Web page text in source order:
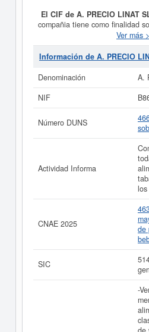
El CIF de A. PRECIO LINAT
compañia tiene como finalidad
y menor de productos
lavado y engrase de
vehículos, venta de
para hogar, transporte de
25/07/2014. El CNAE que tiene
bebidas y tabaco. El número
la empresaA. PRECIO LINAT
ficha de empresa se ha
última consulta ha sido el 29/
puede consultar además las
puede optar esta empresa.
rango de capital de 0 a 3.100
Mercantil de Madrid, tienen
Si está interesado en conocer
A. PRECIO LINAT SL. puede
de A.
consultar los resultados de
como los balances y cuentas
La última actualización del
realizado el 26/
Ver más >
Información de A. PRECIO
Denominación
A.
NIF
Número DUNS
Actividad Informa
CNAE 2025
de
SIC
-